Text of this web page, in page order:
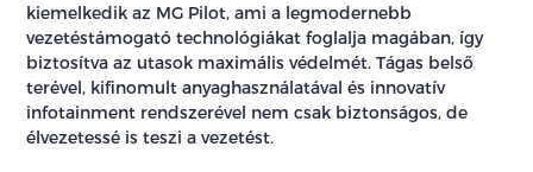
kiemelkedik az MG Pilot, ami a legmodernebb
vezetéstámogató technológiákat foglalja magában, így
biztosítva az utasok maximális védelmét. Tágas belső
terével, kifinomult anyaghasználatával és innovatív
infotainment rendszerével nem csak biztonságos, de
élvezetessé is teszi a vezetést.